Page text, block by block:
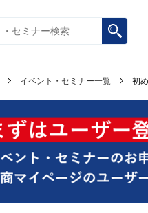
イベント・セミナー一覧 初